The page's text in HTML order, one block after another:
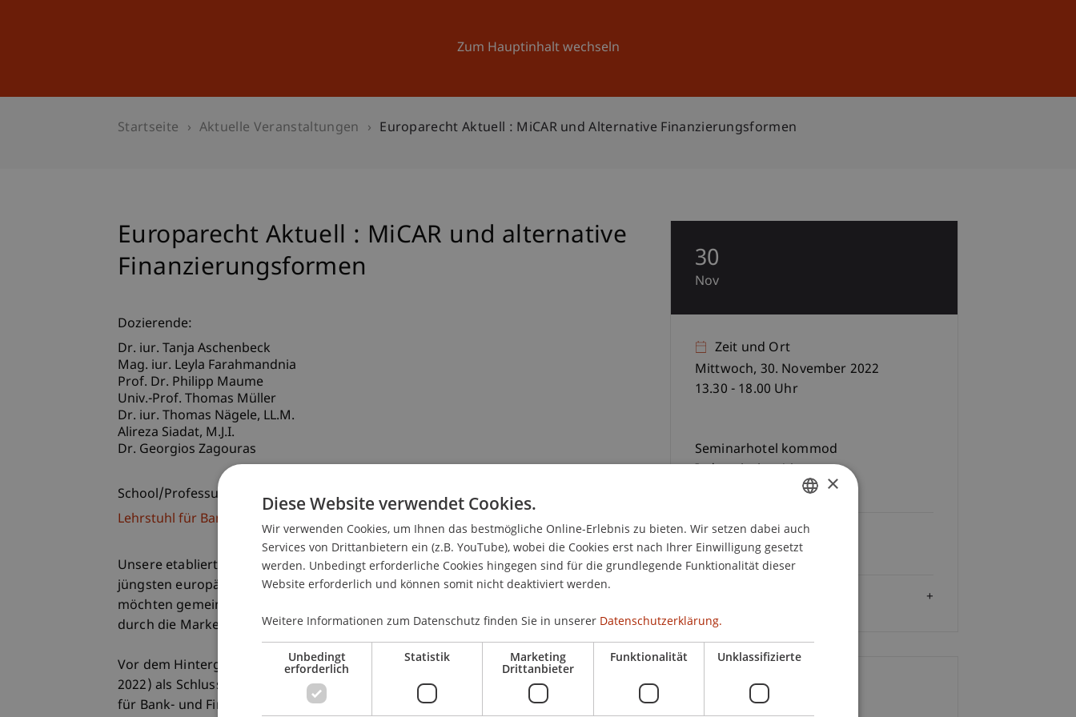
Zum Hauptinhalt wechseln
Universität Aktuelles
Startseite Aktuelle Veranstaltungen Europarecht Aktuell : MiCAR und Alternative Finanzierungsformen
Europarecht Aktuell : MiCAR und alternative
Finanzierungsformen
Dozierende:
Dr. iur. Tanja Aschenbeck
Mag. iur. Leyla Farahmandnia
Prof. Dr. Philipp Maume
Univ.-Prof. Thomas Müller
Dr. iur. Thomas Nägele LL.M.
Alireza Siadat M.J.I.
Dr. Georgios Zagouras
School/Professur:
Lehrstuhl für Bank- und Finanzmarktrecht
Unsere etablierte Veranstaltungsreihe "Europarecht Aktuell" blickt dieses Mal auf die
jüngsten europäischen Aktivitäten zur Regulierung der Märkte für Kryptowerte. Wir
möchten gemeinsam über die Chancen diskutieren, die für den Finanzplatz Liechtenstein
durch die Markets in Crypto Assets Regulation (MiCAR) einhergehen.
Vor dem Hintergrund der Veröffentlichung des MiCAR-Kompromisstextes (5. Oktober
2022) als Schlussstein der informellen Trilogverhandlungen veranstaltet der Lehrstuhl
für Bank- und Finanzmarktrecht die MiCAR-Nachmittagsveranstaltung, in der u.a. die
30
Nov
Zeit und Ort
Mittwoch, 30. November 2022
13.30 - 18.00 Uhr
Seminarhotel kommod
Gebühren
CHF 290,-
Kontakt
GERMAN
ENGLISH
×
Diese Website verwendet Cookies.
Wir verwenden Cookies, um Ihnen das bestmögliche Online-Erlebnis zu bieten. Wir setzen dabei auch
Services von Drittanbietern ein (z.B. YouTube), wobei die Cookies erst nach Ihrer Einwilligung gesetzt
werden. Unbedingt erforderliche Cookies hingegen sind für die grundlegende Funktionalität dieser
Website erforderlich und können somit nicht deaktiviert werden.
Weitere Informationen zum Datenschutz finden Sie in unserer Datenschutzerklärung.
Unbedingt
erforderlich
Statistik Marketing
Drittanbieter
Funktionalität Unklassifizierte